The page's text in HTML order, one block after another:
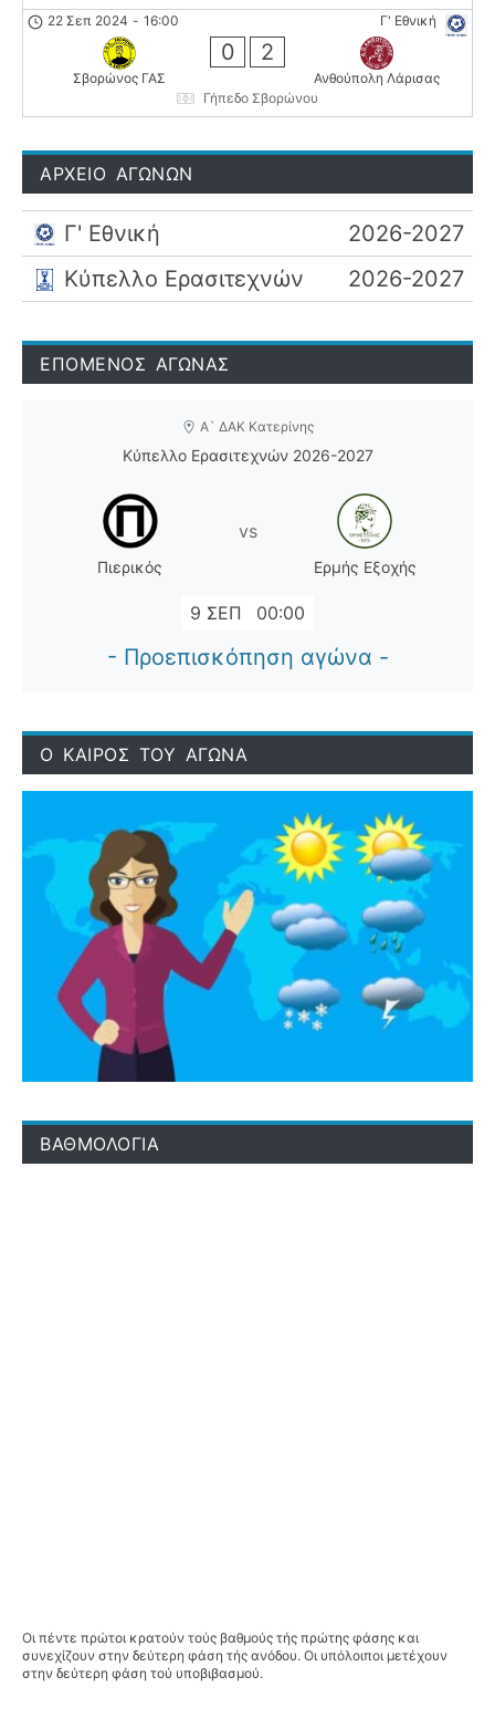
Γ' Εθνική
22 Σεπ 2024 - 16:00
Σβορώνος ΓΑΣ
0 2
Ανθούπολη Λάρισας
Γήπεδο Σβορώνου
ΑΡΧΕΙΟ ΑΓΩΝΩΝ
Γ' Εθνική
2026-2027
Κύπελλο Ερασιτεχνών
2026-2027
ΕΠΟΜΕΝΟΣ ΑΓΩΝΑΣ
Α` ΔΑΚ Κατερίνης
Κύπελλο Ερασιτεχνών 2026-2027
Πιερικός
vs
Ερμής Εξοχής
9 ΣΕΠ 00:00
- Προεπισκόπηση αγώνα -
Ο ΚΑΙΡΟΣ ΤΟΥ ΑΓΩΝΑ
ΒΑΘΜΟΛΟΓΙΑ
Οι πέντε πρώτοι κρατούν τούς βαθμούς τής πρώτης φάσης και
συνεχίζουν στην δεύτερη φάση τής ανόδου. Οι υπόλοιποι μετέχουν
στην δεύτερη φάση τού υποβιβασμού.